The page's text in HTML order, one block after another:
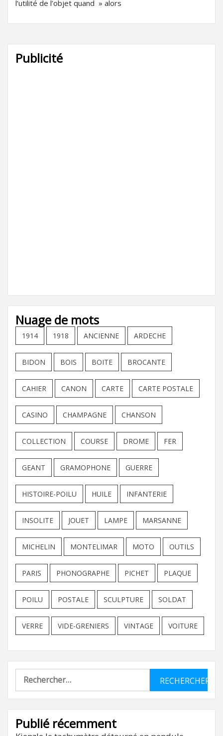
l’utilité de l’objet quand » alors
Publicité
Nuage de mots
1914 1918 ANCIENNE ARDECHE
BIDON BOIS BOITE BROCANTE
CAHIER CANON CARTE CARTE POSTALE
CASINO CHAMPAGNE CHANSON
COLLECTION COURSE DROME FER
GEANT GRAMOPHONE GUERRE
HISTOIRE-POILU HUILE INFANTERIE
INSOLITE JOUET LAMPE MARSANNE
MICHELIN MONTELIMAR MOTO OUTILS
PARIS PHONOGRAPHE PICHET PLAQUE
POILU POSTALE SCULPTURE SOLDAT
VERRE VIDE-GRENIERS VINTAGE VOITURE
Rechercher :
Publié récemment